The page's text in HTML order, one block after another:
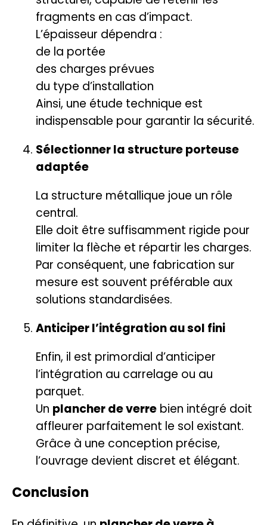
fragments en cas d’impact.
L’épaisseur dépendra :
de la portée
des charges prévues
du type d’installation
Ainsi, une étude technique est
indispensable pour garantir la sécurité.
Sélectionner la structure porteuse
adaptée
La structure métallique joue un rôle
central.
Elle doit être suffisamment rigide pour
limiter la flèche et répartir les charges.
Par conséquent, une fabrication sur
mesure est souvent préférable aux
solutions standardisées.
Anticiper l’intégration au sol fini
Enfin, il est primordial d’anticiper
l’intégration au carrelage ou au
parquet.
Un plancher de verre bien intégré doit
affleurer parfaitement le sol existant.
Grâce à une conception précise,
l’ouvrage devient discret et élégant.
Conclusion